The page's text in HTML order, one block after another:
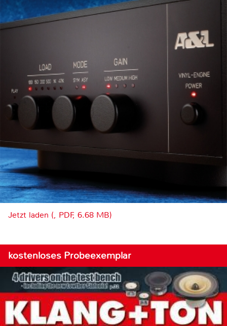
Jetzt laden (, PDF, 6.68 MB)
kostenloses Probeexemplar